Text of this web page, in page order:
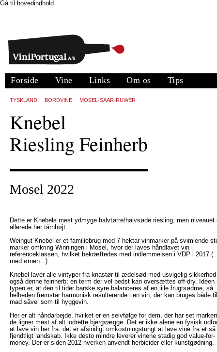
Gå til hovedindhold
Forside Vine Links Om os Tips
TYSKLAND BORDVINE MOSEL-SAAR-RUWER
Knebel
Riesling Feinherb
Mosel 2022
Dette er Knebels mest ydmyge halvtørre/halvsøde riesling, men niveauet
allerede her tårnhøjt.
Weingut Knebel er et familiebrug med 7 hektar vinmarker på svimlende
marker omkring Winningen i Mosel, hvor der laves håndlavet vin i
referenceklassen, hvilket bekræftedes med indlemmelsen i VDP i 2017
med ørnen...).
Knebel laver alle vintyper fra knastør til ædelsød med usvigelig
også denne feinherb; en term der vel bedst kan oversættes off-dry. Idéen
typen er, at den til tider barske syre balanceres af en lille frugtsødme, så
helheden fremstår harmonisk resulterende i en vin, der kan bruges både
mad såvel som til hyggevin.
Her er alt håndarbejde, hvilket er en selvfølge for dem, der har set
de ligner mest af alt lodrette bjergvægge. Det er ikke alene en fysisk
at lave vin her fra: det er afsindigt omkostningstungt at lave vine fra et så
fjendtligt landskab. Ikke desto mindre leverer vinene stadig god value-for-
money. Der er siden 2012 hverken anvendt herbicider eller kunstgødning.